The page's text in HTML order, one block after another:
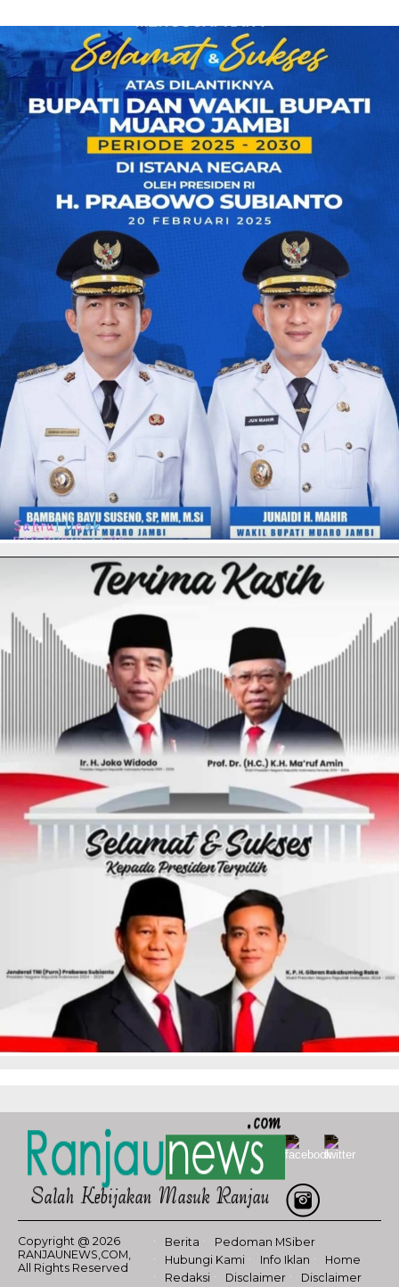
Copyright @ 2026
RANJAUNEWS,COM,
All Rights Reserved
Berita
Pedoman MSiber
Hubungi Kami
Info Iklan
Home
Redaksi
Disclaimer Disclaimer